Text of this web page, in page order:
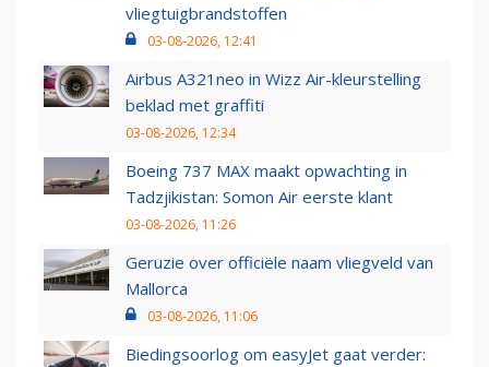
vliegtuigbrandstoffen
03-08-2026, 12:41
Airbus A321neo in Wizz Air-kleurstelling
beklad met graffiti
03-08-2026, 12:34
Boeing 737 MAX maakt opwachting in
Tadzjikistan: Somon Air eerste klant
03-08-2026, 11:26
Geruzie over officiële naam vliegveld van
Mallorca
03-08-2026, 11:06
Biedingsoorlog om easyJet gaat verder: